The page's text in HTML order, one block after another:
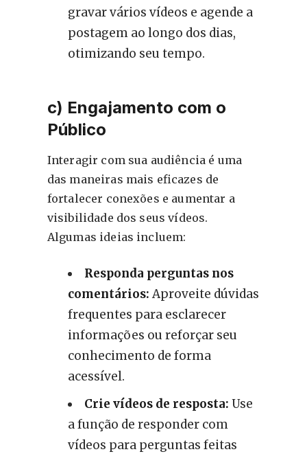
gravar vários vídeos e agende a
postagem ao longo dos dias,
otimizando seu tempo.
c) Engajamento com o
Público
Interagir com sua audiência é uma
das maneiras mais eficazes de
fortalecer conexões e aumentar a
visibilidade dos seus vídeos.
Algumas ideias incluem:
Responda perguntas nos
comentários: Aproveite dúvidas
frequentes para esclarecer
informações ou reforçar seu
conhecimento de forma
acessível.
Crie vídeos de resposta: Use
a função de responder com
vídeos para perguntas feitas